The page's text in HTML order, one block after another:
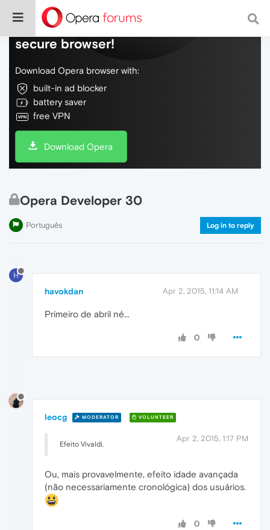
Do more on the web, with a fast and
secure browser!
Download Opera browser with:
built-in ad blocker
battery saver
free VPN
Download Opera
Opera Developer 30
Português Log in to reply
H
havokdan Apr 2, 2015, 11:14 AM
Primeiro de abril né...
0
leocg MODERATOR VOLUNTEER
Apr 2, 2015, 1:17 PM
Efeito Vivaldi.
Ou, mais provavelmente, efeito idade avançada
(não necessariamente cronológica) dos usuários.
0